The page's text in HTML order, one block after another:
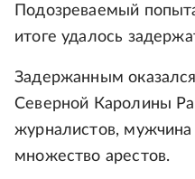
Подозреваемый
итоге удалось
Задержанным
Северной Каролины
журналистов,
множество арестов.